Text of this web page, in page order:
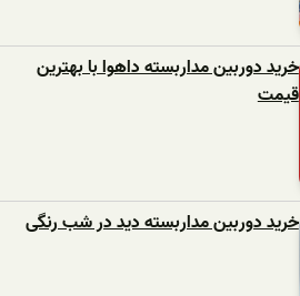
خرید دوربین مداربسته داهوا با بهترین
قیمت
خرید دوربین مداربسته دید در شب رنگی